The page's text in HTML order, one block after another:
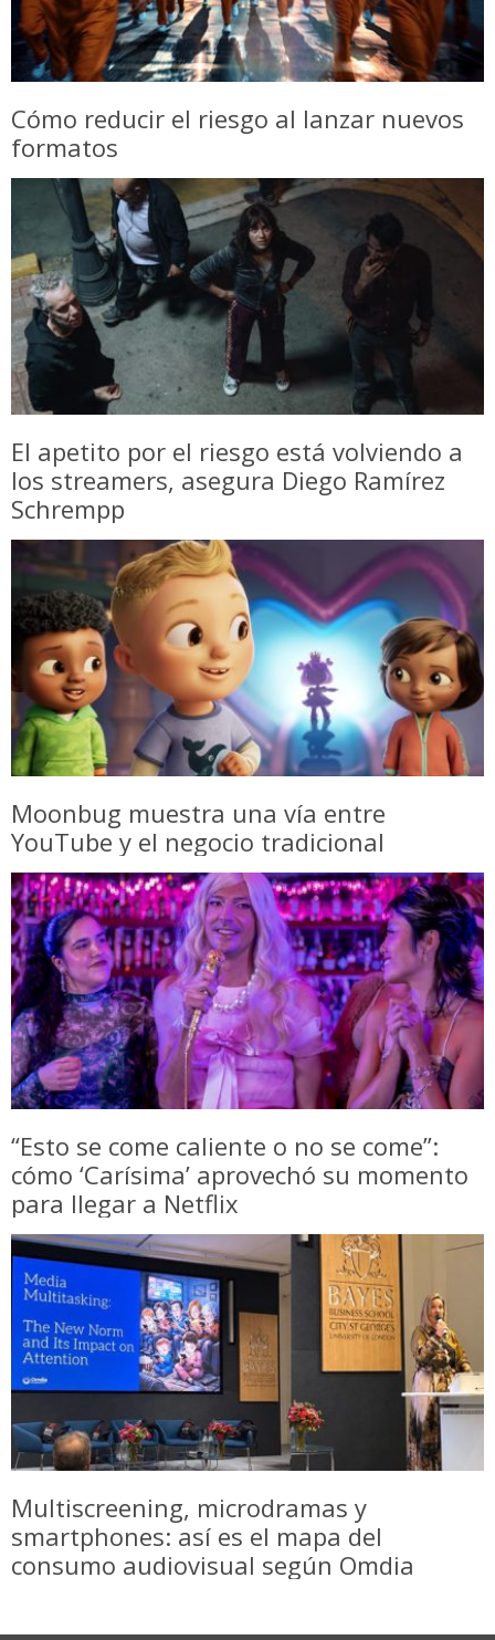
Cómo reducir el riesgo al lanzar nuevos
formatos
El apetito por el riesgo está volviendo a
los streamers, asegura Diego Ramírez
Schrempp
Moonbug muestra una vía entre
YouTube y el negocio tradicional
“Esto se come caliente o no se come”:
cómo ‘Carísima’ aprovechó su momento
para llegar a Netflix
Multiscreening, microdramas y
smartphones: así es el mapa del
consumo audiovisual según Omdia